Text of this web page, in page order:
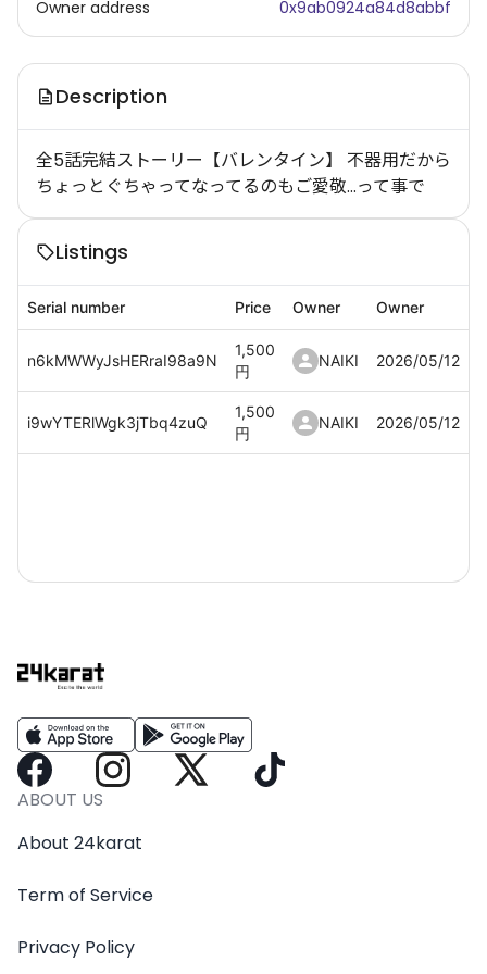
Owner address 0x9ab0924a84d8abbf
Description
全5話完結ストーリー【バレンタイン】 不器用だから
ちょっとぐちゃってなってるのもご愛敬…って事で
Listings
Serial number Price Owner Owner
n6kMWWyJsHERraI98a9N
1,500
円
NAIKI 2026/05/12
i9wYTERlWgk3jTbq4zuQ
1,500
円
NAIKI 2026/05/12
ABOUT US
About 24karat
Term of Service
Privacy Policy